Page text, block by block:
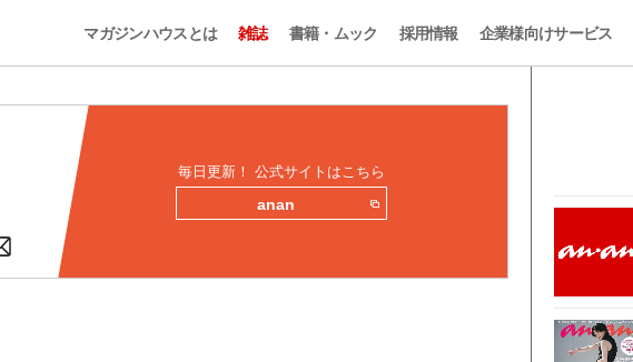
マガジンハウスとは 雑誌 書籍・ムック 採用情報 企業様向けサービス
毎日更新！ 公式サイトはこちら
anan